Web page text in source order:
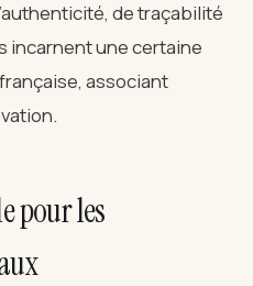
de traçabilité
incarnent une certaine
associant
pour les